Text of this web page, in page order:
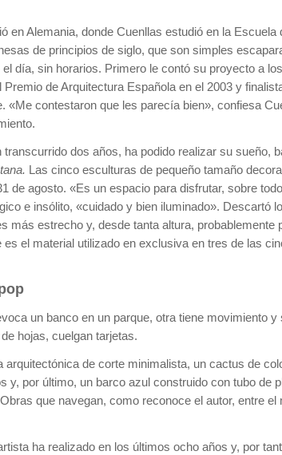
en Alemania, donde Cuenllas estudió en la
de principios de siglo, que son simples
día, sin horarios. Primero le contó su proyecto a
Premio de Arquitectura Española en el 2003 y
«Me contestaron que les parecía bien», confiesa
transcurrido dos años, ha podido realizar su sueño,
Las cinco esculturas de pequeño tamaño
de agosto. «Es un espacio para disfrutar, sobre
e insólito, «cuidado y bien iluminado». Descartó
más estrecho y, desde tanta altura, probablemente
es el material utilizado en exclusiva en tres de las
un banco en un parque, otra tiene movimiento
hojas, cuelgan tarjetas.
arquitectónica de corte minimalista, un cactus de
y, por último, un barco azul construido con tubo de
que navegan, como reconoce el autor, entre
ha realizado en los últimos ocho años y, por